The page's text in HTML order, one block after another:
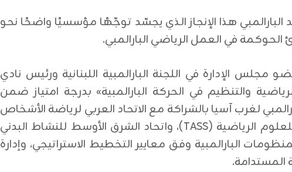
هذا الإنجاز الذي يجسّد توجّهًا مؤسسيًا واضحًا نحو
الحوكمة في العمل الرياضي البارالمبي.
الإدارة في اللجنة البارالمبية اللبنانية ورئيس نادي
والتنظيم في الحركة البارالمبية» بدرجة امتياز ضمن
لغرب آسيا بالشراكة مع الاتحاد العربي لرياضة الأشخاص
ذوي الإعاقة، والأكاديمية الدولية للعلوم الرياضية (TASS)، واتحاد الشرق الأوسط للنشاط البدني
البارالمبية وفق معايير التخطيط الاستراتيجي، وإدارة
المستدامة.